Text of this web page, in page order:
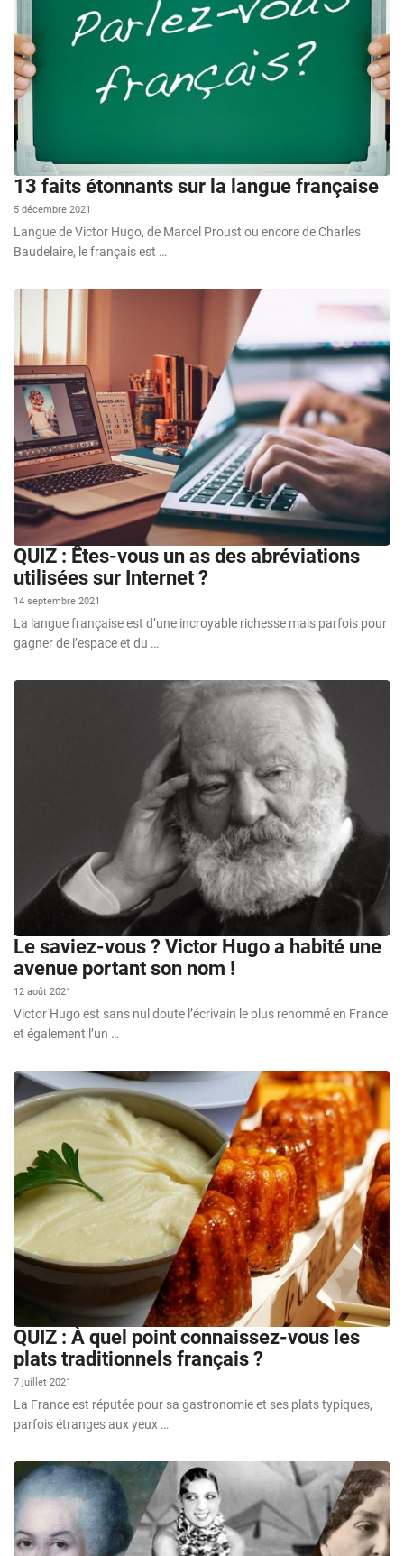
13 faits étonnants sur la langue française
5 décembre 2021
Langue de Victor Hugo, de Marcel Proust ou encore de Charles
Baudelaire, le français est …
QUIZ : Êtes-vous un as des abréviations
utilisées sur Internet ?
14 septembre 2021
La langue française est d’une incroyable richesse mais parfois pour
gagner de l’espace et du …
Le saviez-vous ? Victor Hugo a habité une
avenue portant son nom !
12 août 2021
Victor Hugo est sans nul doute l’écrivain le plus renommé en France
et également l’un …
QUIZ : À quel point connaissez-vous les
plats traditionnels français ?
7 juillet 2021
La France est réputée pour sa gastronomie et ses plats typiques,
parfois étranges aux yeux …